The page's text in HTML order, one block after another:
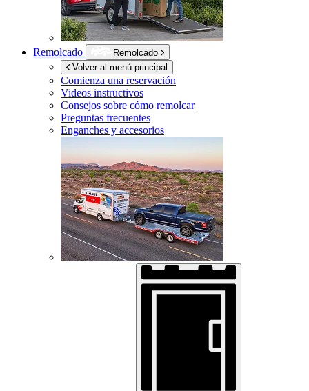
Remolcado
Remolcado
Volver al menú principal
Comienza una reservación
Videos instructivos
Consejos sobre cómo remolcar
Preguntas frecuentes
Enganches y accesorios